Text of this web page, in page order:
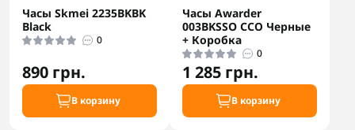
Часы Skmei 2235BKBK
Black
0
890 грн.
В корзину
Часы Awarder
003BKSSO ССО Черные
+ Коробка
0
1 285 грн.
В корзину